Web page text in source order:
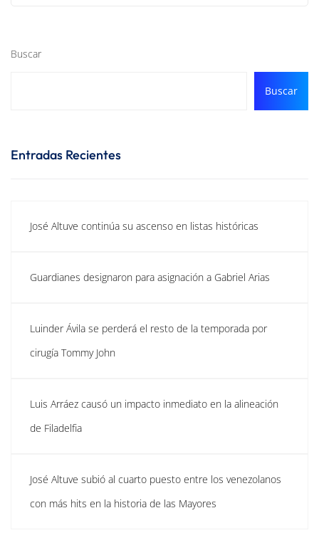
Buscar
Buscar
Entradas Recientes
José Altuve continúa su ascenso en listas históricas
Guardianes designaron para asignación a Gabriel Arias
Luinder Ávila se perderá el resto de la temporada por
cirugía Tommy John
Luis Arráez causó un impacto inmediato en la alineación
de Filadelfia
José Altuve subió al cuarto puesto entre los venezolanos
con más hits en la historia de las Mayores